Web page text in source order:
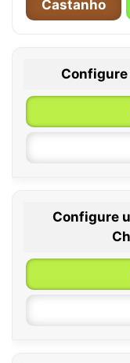
Castanho
Configure
Configure